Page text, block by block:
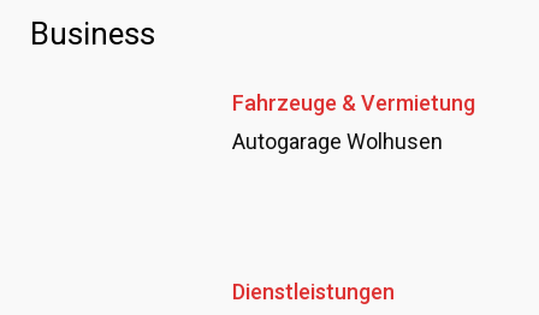
Business
Fahrzeuge & Vermietung
Autogarage Wolhusen
Dienstleistungen